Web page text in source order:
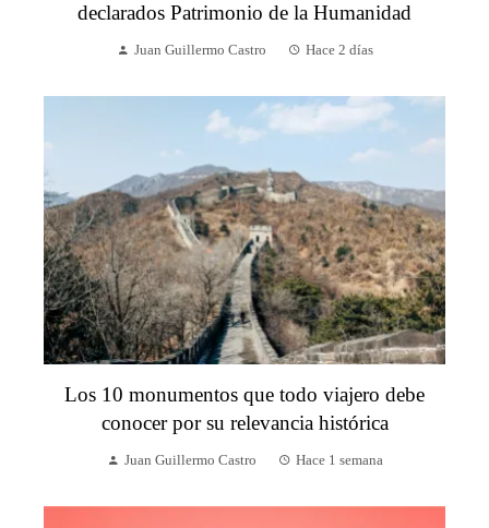
declarados Patrimonio de la Humanidad
Juan Guillermo Castro Hace 2 días
Los 10 monumentos que todo viajero debe
conocer por su relevancia histórica
Juan Guillermo Castro Hace 1 semana